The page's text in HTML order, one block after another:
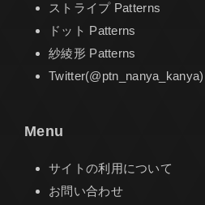
ストライプ Patterns
ドット Patterns
紗綾形 Patterns
Twitter(@ptn_nanya_kanya)
Menu
サイトの利用について
お問い合わせ